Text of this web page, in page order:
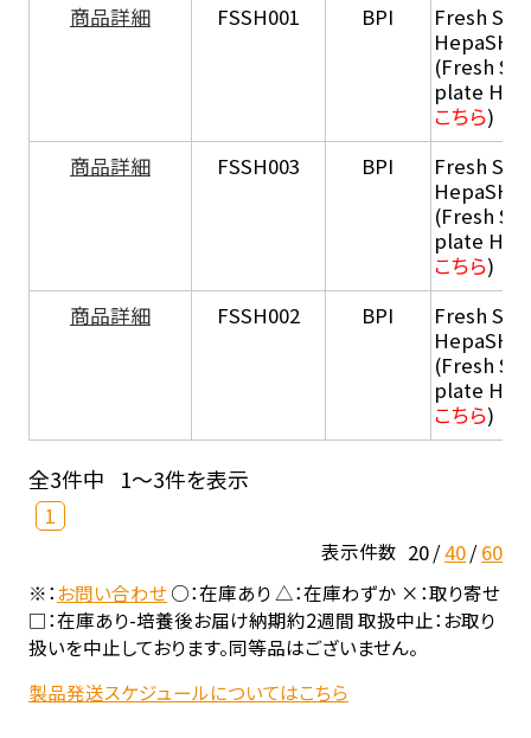
商品詳細 FSSH001 BPI
Fresh
HepaSH®
(Fresh
plate
こちら)
商品詳細
FSSH003 BPI
Fresh
HepaSH®
(Fresh
plate
こちら)
商品詳細
FSSH002 BPI
Fresh
HepaSH®
(Fresh
plate
こちら)
全3件中 1～3件を表示
1
表示件数 20 40 60
※：お問い合わせ○：在庫あり △：在庫わずか ×：取り寄せ
□：在庫あり-培養後お届け納期約2週間 取扱中止：お取り
扱いを中止しております。同等品はございません。
製品発送スケジュールについてはこちら